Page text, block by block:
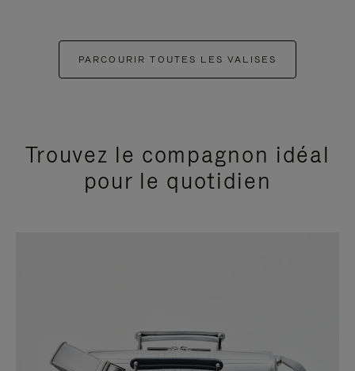
PARCOURIR TOUTES LES VALISES
Trouvez le compagnon idéal
pour le quotidien